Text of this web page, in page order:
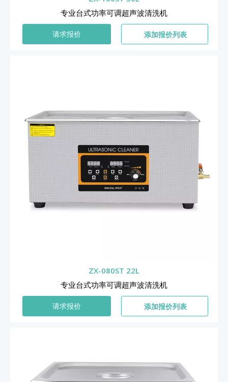
专业台式功率可调超声波清洗机
请求报价 添加报价列表
ZX-080ST 22L
专业台式功率可调超声波清洗机
请求报价 添加报价列表